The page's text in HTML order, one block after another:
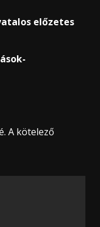
előzetes
A kötelező